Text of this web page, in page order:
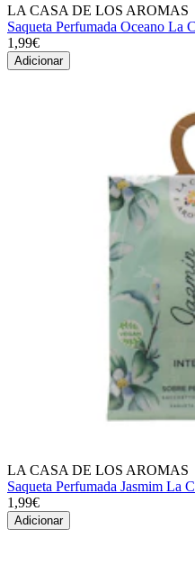
LA CASA DE LOS AROMAS
Saqueta Perfumada Oceano La
1,99€
Adicionar
LA CASA DE LOS AROMAS
Saqueta Perfumada Jasmim La
1,99€
Adicionar